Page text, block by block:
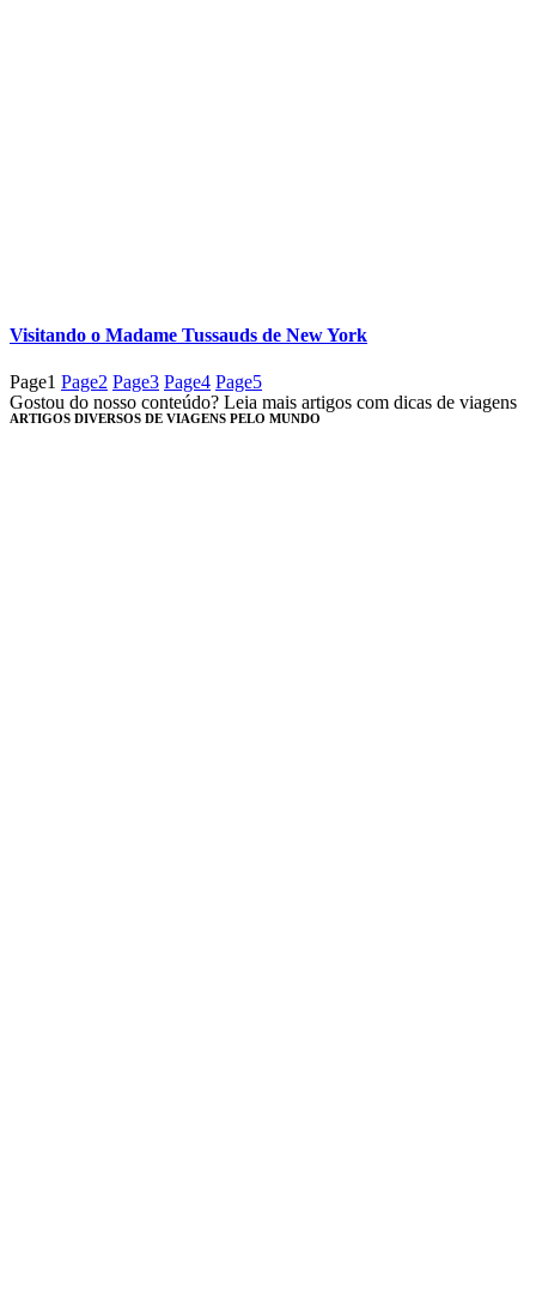
Visitando o Madame Tussauds de New York
Page1 Page2 Page3 Page4 Page5
Gostou do nosso conteúdo? Leia mais artigos com dicas de viagens
ARTIGOS DIVERSOS DE VIAGENS PELO MUNDO​